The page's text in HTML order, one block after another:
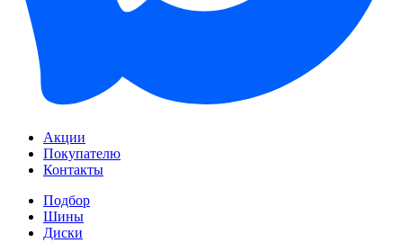
Акции
Покупателю
Контакты
Подбор
Шины
Диски